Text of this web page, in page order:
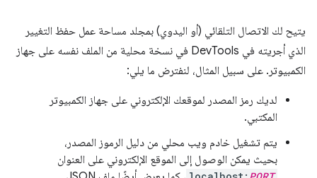
يتيح لك الاتصال التلقائي (أو اليدوي) بمجلد مساحة عمل حفظ التغيير
الذي أجريته في DevTools في نسخة محلية من الملف نفسه على جهاز
الكمبيوتر. على سبيل المثال، لنفترض ما يلي:
لديك رمز المصدر لموقعك الإلكتروني على جهاز الكمبيوتر
المكتبي.
يتم تشغيل خادم ويب محلي من دليل الرموز المصدر،
بحيث يمكن الوصول إلى الموقع الإلكتروني على العنوان